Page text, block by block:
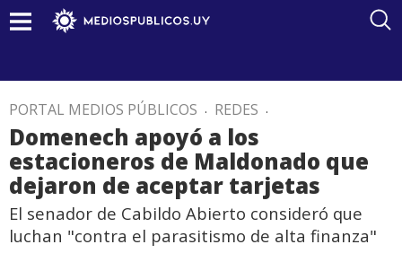
PORTAL MEDIOS PÚBLICOS . REDES .
Domenech apoyó a los
estacioneros de Maldonado que
dejaron de aceptar tarjetas
El senador de Cabildo Abierto consideró que
luchan "contra el parasitismo de alta finanza"